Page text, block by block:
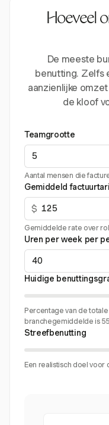
Hoeveel
De meeste
benutting. Zelfs
aanzienlijke
de kloof
Teamgrootte
Aantal mensen die
Gemiddeld
$
Gemiddelde rate over
Uren per week per
Huidige
Percentage van de
branchegemiddelde is
Streefbenutting
Een realistisch doel voor